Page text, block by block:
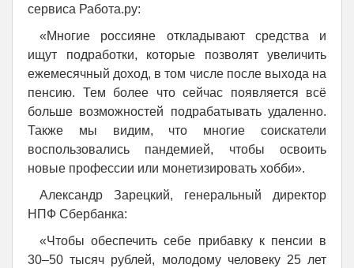
сервиса Работа.ру:
«Многие россияне откладывают средства и
ищут подработки, которые позволят увеличить
ежемесячный доход, в том числе после выхода на
пенсию. Тем более что сейчас появляется всё
больше возможностей подрабатывать удаленно.
Также мы видим, что многие соискатели
воспользовались пандемией, чтобы освоить
новые профессии или монетизировать хобби».
Александр Зарецкий, генеральный директор
НПФ Сбербанка:
«Чтобы обеспечить себе прибавку к пенсии в
30–50 тысяч рублей, молодому человеку 25 лет